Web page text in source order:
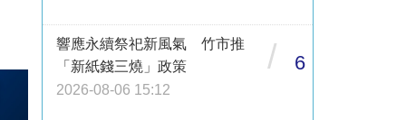
響應永續祭祀新風氣 竹市推
「新紙錢三燒」政策
2026-08-06 15:12
/ 6